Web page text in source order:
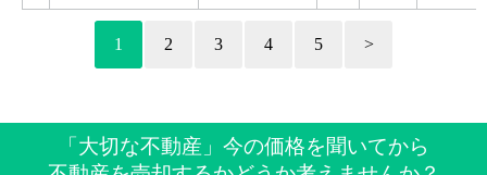
1 2 3 4 5 >
「大切な不動産」今の価格を聞いてから